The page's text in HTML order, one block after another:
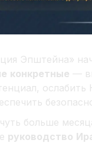
Эпштейна»
конкретные —
больше
руководство